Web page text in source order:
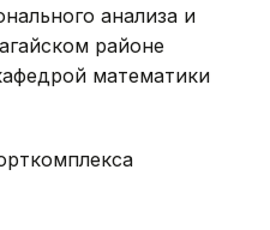
анализа и
районе
математики